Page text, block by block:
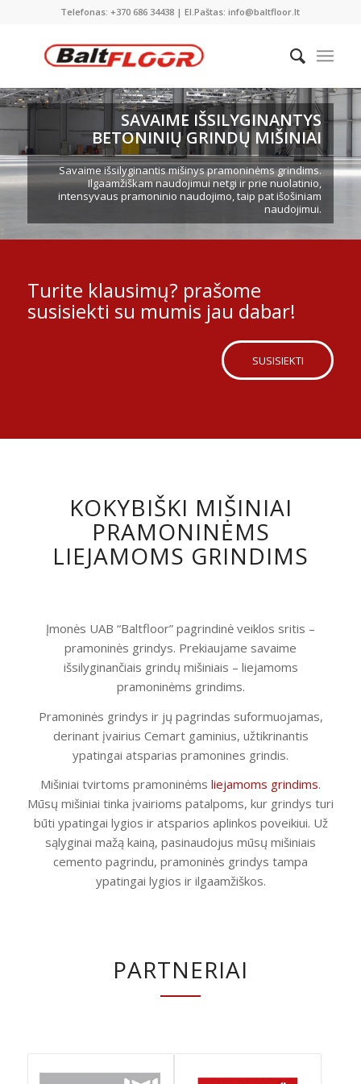
Telefonas: +370 686 34438 | El.Paštas: info@baltfloor.lt
SAVAIME IŠSILYGINANTYS
BETONINIŲ GRINDŲ MIŠINIAI
Savaime išsilyginantis mišinys pramoninėms grindims.
Ilgaamžiškam naudojimui netgi ir prie nuolatinio,
intensyvaus pramoninio naudojimo, taip pat išošiniam
naudojimui.
Turite klausimų? prašome
susisiekti su mumis jau dabar!
SUSISIEKTI
KOKYBIŠKI MIŠINIAI
PRAMONINĖMS
LIEJAMOMS GRINDIMS
Įmonės UAB “Baltfloor” pagrindinė veiklos sritis –
pramoninės grindys. Prekiaujame savaime
išsilyginančiais grindų mišiniais – liejamoms
pramoninėms grindims.
Pramoninės grindys ir jų pagrindas suformuojamas,
derinant įvairius Cemart gaminius, užtikrinantis
ypatingai atsparias pramonines grindis.
Mišiniai tvirtoms pramoninėms liejamoms grindims.
Mūsų mišiniai tinka įvairioms patalpoms, kur grindys turi
būti ypatingai lygios ir atsparios aplinkos poveikiui. Už
sąlyginai mažą kainą, pasinaudojus mūsų mišiniais
cemento pagrindu, pramoninės grindys tampa
ypatingai lygios ir ilgaamžiškos.
PARTNERIAI